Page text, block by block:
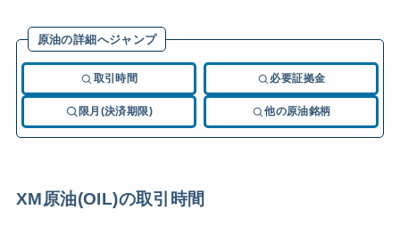
原油の詳細へジャンプ
取引時間 必要証拠金
限月(決済期限) 他の原油銘柄
XM原油(OIL)の取引時間